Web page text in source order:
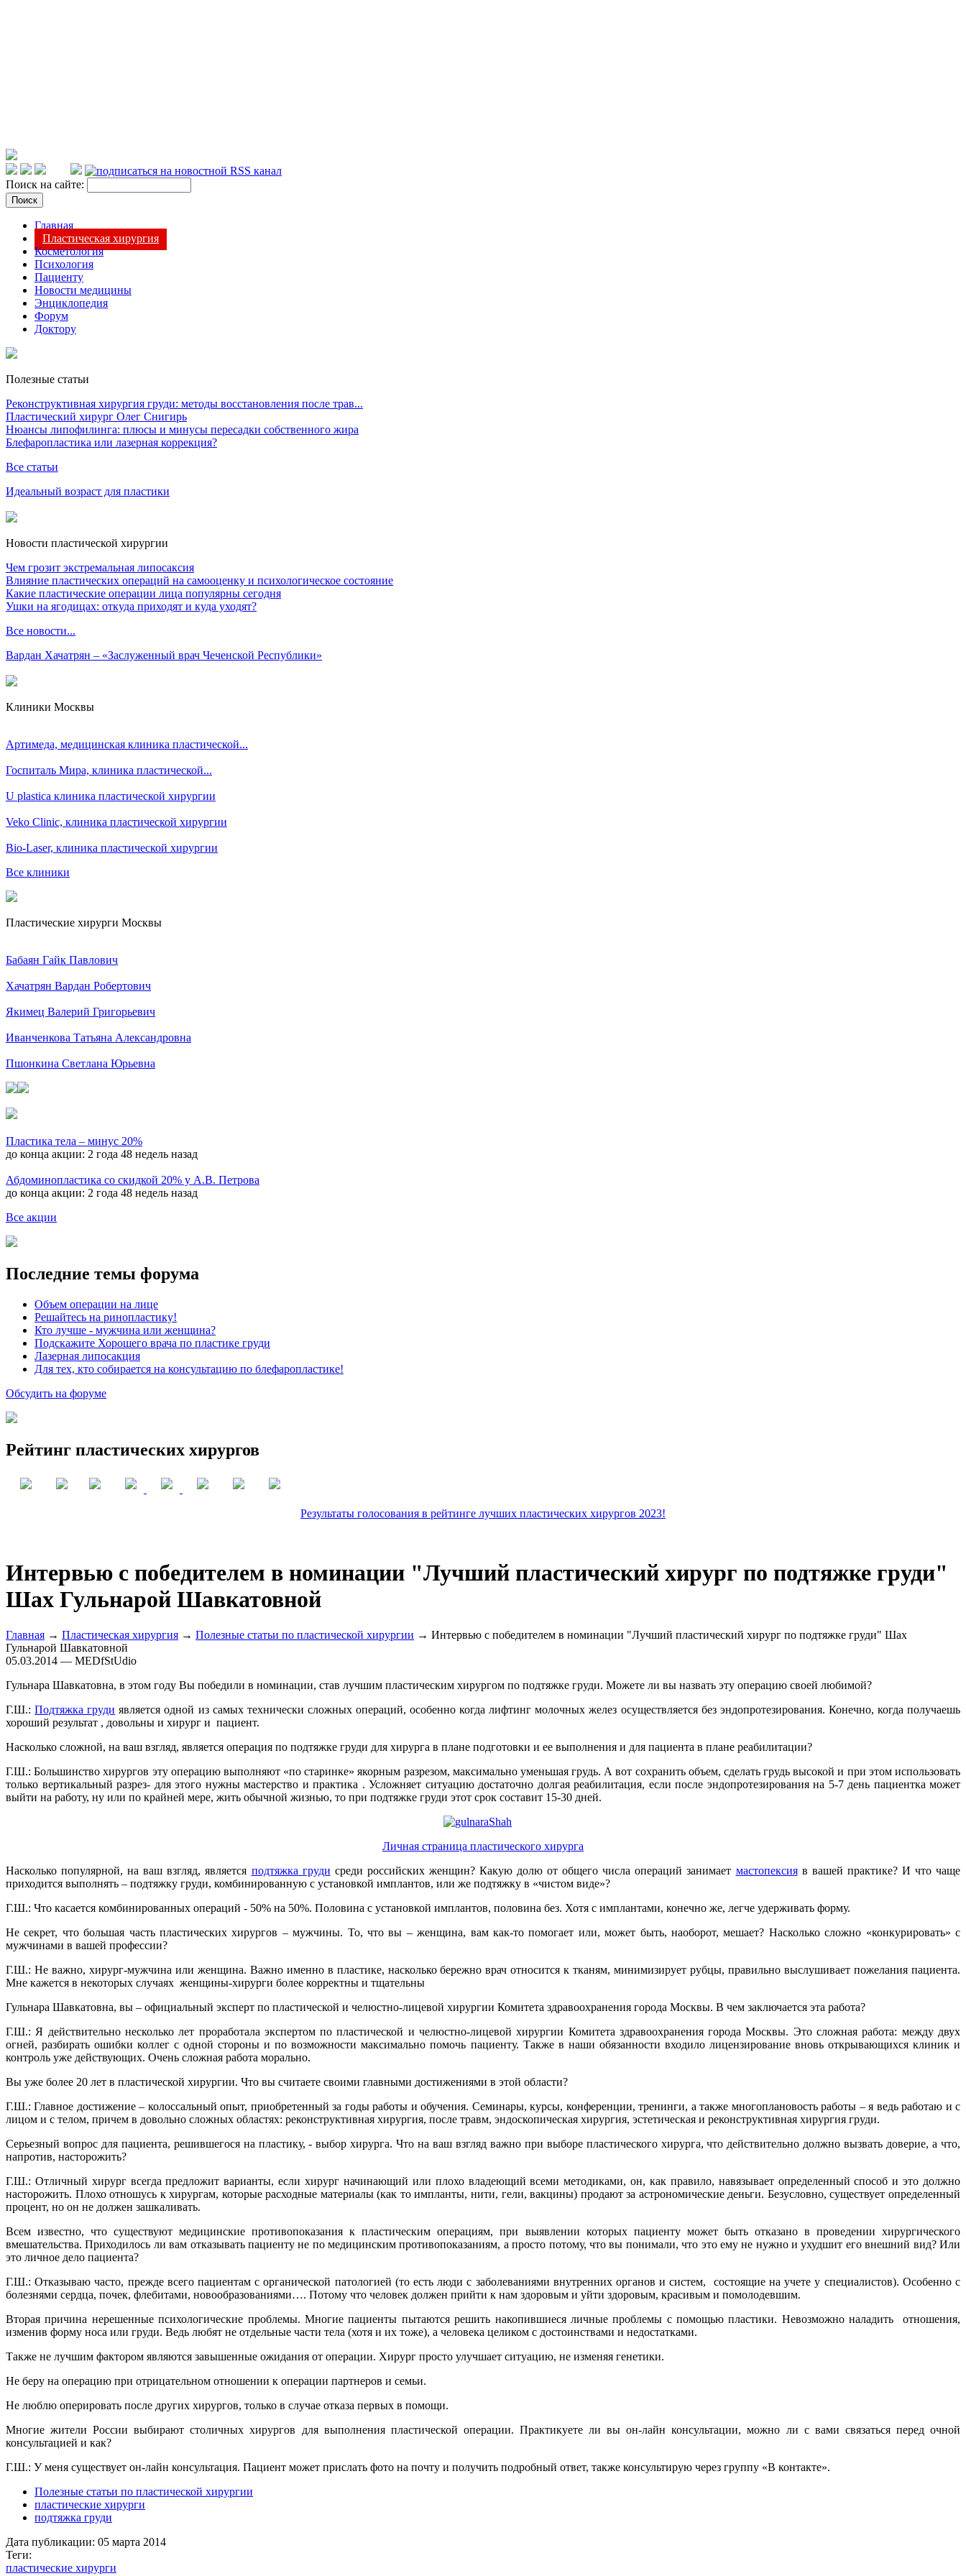
Поиск на сайте:
Главная
Пластическая хирургия
Косметология
Психология
Пациенту
Новости медицины
Энциклопедия
Форум
Доктору
Полезные статьи
Реконструктивная хирургия груди: методы восстановления после трав...
Пластический хирург Олег Снигирь
Нюансы липофилинга: плюсы и минусы пересадки собственного жира
Блефаропластика или лазерная коррекция?
Все статьи
Идеальный возраст для пластики
Новости пластической хирургии
Чем грозит экстремальная липосаксия
Влияние пластических операций на самооценку и психологическое состояние
Какие пластические операции лица популярны сегодня
Ушки на ягодицах: откуда приходят и куда уходят?
Все новости...
Вардан Хачатрян – «Заслуженный врач Чеченской Республики»
Клиники Москвы
Артимеда, медицинская клиника пластической...
Госпиталь Мира, клиника пластической...
U plastica клиника пластической хирургии
Veko Clinic, клиника пластической хирургии
Bio-Laser, клиника пластической хирургии
Все клиники
Пластические хирурги Москвы
Бабаян Гайк Павлович
Хачатрян Вардан Робертович
Якимец Валерий Григорьевич
Иванченкова Татьяна Александровна
Пшонкина Светлана Юрьевна
Пластика тела – минус 20%
до конца акции: 2 года 48 недель назад
Абдоминопластика со скидкой 20% у А.В. Петрова
до конца акции: 2 года 48 недель назад
Все акции
Последние темы форума
Объем операции на лице
Решайтесь на ринопластику!
Кто лучше - мужчина или женщина?
Подскажите Хорошего врача по пластике груди
Лазерная липосакция
Для тех, кто собирается на консультацию по блефаропластике!
Обсудить на форуме
Рейтинг пластических хирургов
Результаты голосования в рейтинге лучших пластических хирургов 2023!
Интервью с победителем в номинации "Лучший пластический хирург по подтяжке груди"
Шах Гульнарой Шавкатовной
Главная → Пластическая хирургия → Полезные статьи по пластической хирургии → Интервью с победителем в номинации "Лучший пластический хирург по подтяжке груди" Шах
Гульнарой Шавкатовной
05.03.2014 — MEDfStUdio
Гульнара Шавкатовна, в этом году Вы победили в номинации, став лучшим пластическим хирургом по подтяжке груди. Можете ли вы назвать эту операцию своей любимой?
Г.Ш.:Подтяжка груди является одной из самых технически сложных операций, особенно когда лифтинг молочных желез осуществляется без эндопротезирования. Конечно, когда получаешь
хороший результат , довольны и хирург и пациент.
Насколько сложной, на ваш взгляд, является операция по подтяжке груди для хирурга в плане подготовки и ее выполнения и для пациента в плане реабилитации?
Г.Ш.: Большинство хирургов эту операцию выполняют «по старинке» якорным разрезом, максимально уменьшая грудь. А вот сохранить объем, сделать грудь высокой и при этом использовать
только вертикальный разрез- для этого нужны мастерство и практика . Усложняет ситуацию достаточно долгая реабилитация, если после эндопротезирования на 5-7 день пациентка может
выйти на работу, ну или по крайней мере, жить обычной жизнью, то при подтяжке груди этот срок составит 15-30 дней.
Личная страница пластического хирурга
Насколько популярной, на ваш взгляд, является подтяжка груди среди российских женщин? Какую долю от общего числа операций занимает мастопексияв вашей практике? И что чаще
приходится выполнять – подтяжку груди, комбинированную с установкой имплантов, или же подтяжку в «чистом виде»?
Г.Ш.: Что касается комбинированных операций - 50% на 50%. Половина с установкой имплантов, половина без. Хотя с имплантами, конечно же, легче удерживать форму.
Не секрет, что большая часть пластических хирургов – мужчины. То, что вы – женщина, вам как-то помогает или, может быть, наоборот, мешает? Насколько сложно «конкурировать» с
мужчинами в вашей профессии?
Г.Ш.: Не важно, хирург-мужчина или женщина. Важно именно в пластике, насколько бережно врач относится к тканям, минимизирует рубцы, правильно выслушивает пожелания пациента.
Мне кажется в некоторых случаях женщины-хирурги более корректны и тщательны
Гульнара Шавкатовна, вы – официальный эксперт по пластической и челюстно-лицевой хирургии Комитета здравоохранения города Москвы. В чем заключается эта работа?
Г.Ш.: Я действительно несколько лет проработала экспертом по пластической и челюстно-лицевой хирургии Комитета здравоохранения города Москвы. Это сложная работа: между двух
огней, разбирать ошибки коллег с одной стороны и по возможности максимально помочь пациенту. Также в наши обязанности входило лицензирование вновь открывающихся клиник и
контроль уже действующих. Очень сложная работа морально.
Вы уже более 20 лет в пластической хирургии. Что вы считаете своими главными достижениями в этой области?
Г.Ш.: Главное достижение – колоссальный опыт, приобретенный за годы работы и обучения. Семинары, курсы, конференции, тренинги, а также многоплановость работы – я ведь работаю и с
лицом и с телом, причем в довольно сложных областях: реконструктивная хирургия, после травм, эндоскопическая хирургия, эстетическая и реконструктивная хирургия груди.
Серьезный вопрос для пациента, решившегося на пластику, - выбор хирурга. Что на ваш взгляд важно при выборе пластического хирурга, что действительно должно вызвать доверие, а что,
напротив, насторожить?
Г.Ш.: Отличный хирург всегда предложит варианты, если хирург начинающий или плохо владеющий всеми методиками, он, как правило, навязывает определенный способ и это должно
насторожить. Плохо отношусь к хирургам, которые расходные материалы (как то импланты, нити, гели, вакцины) продают за астрономические деньги. Безусловно, существует определенный
процент, но он не должен зашкаливать.
Всем известно, что существуют медицинские противопоказания к пластическим операциям, при выявлении которых пациенту может быть отказано в проведении хирургического
вмешательства. Приходилось ли вам отказывать пациенту не по медицинским противопоказаниям, а просто потому, что вы понимали, что это ему не нужно и ухудшит его внешний вид? Или
это личное дело пациента?
Г.Ш.: Отказываю часто, прежде всего пациентам с органической патологией (то есть люди с заболеваниями внутренних органов и систем, состоящие на учете у специалистов). Особенно с
болезнями сердца, почек, флебитами, новообразованиями…. Потому что человек должен прийти к нам здоровым и уйти здоровым, красивым и помолодевшим.
Вторая причина нерешенные психологические проблемы. Многие пациенты пытаются решить накопившиеся личные проблемы с помощью пластики. Невозможно наладить отношения,
изменив форму носа или груди. Ведь любят не отдельные части тела (хотя и их тоже), а человека целиком с достоинствами и недостатками.
Также не лучшим фактором являются завышенные ожидания от операции. Хирург просто улучшает ситуацию, не изменяя генетики.
Не беру на операцию при отрицательном отношении к операции партнеров и семьи.
Не люблю оперировать после других хирургов, только в случае отказа первых в помощи.
Многие жители России выбирают столичных хирургов для выполнения пластической операции. Практикуете ли вы он-лайн консультации, можно ли с вами связаться перед очной
консультацией и как?
Г.Ш.: У меня существует он-лайн консультация. Пациент может прислать фото на почту и получить подробный ответ, также консультирую через группу «В контакте».
Полезные статьи по пластической хирургии
пластические хирурги
подтяжка груди
Дата публикации: 05 марта 2014
Теги:
пластические хирурги